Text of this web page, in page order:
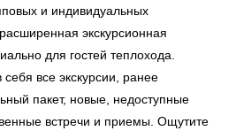
и индивидуальных
экскурсионная
для гостей теплохода.
все экскурсии, ранее
пакет, новые, недоступные
встречи и приемы. Ощутите